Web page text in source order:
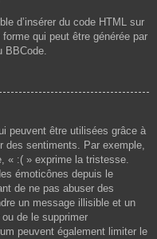
d’insérer du code HTML sur
qui peut être générée par
BBCode.
peuvent être utilisées grâce à
des sentiments. Par exemple,
« :( » exprime la tristesse.
émoticônes depuis le
de ne pas abuser des
un message illisible et un
de le supprimer
peuvent également limiter le